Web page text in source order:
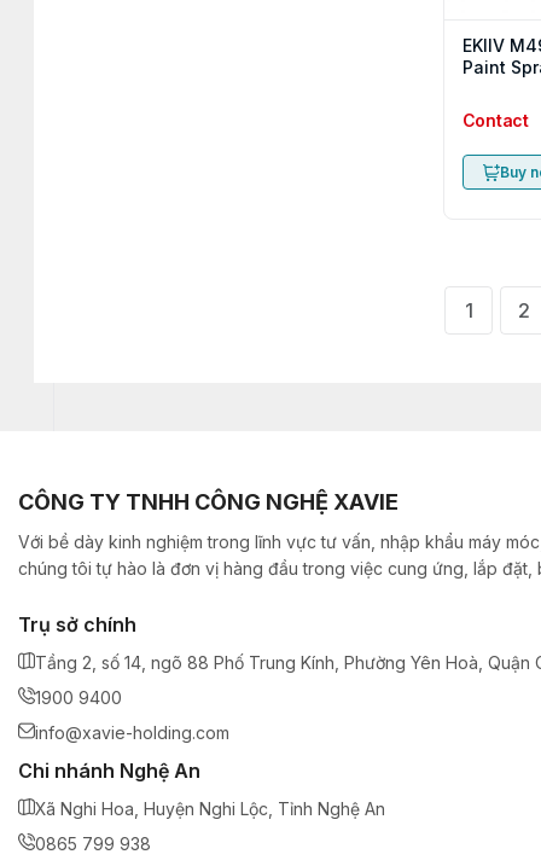
EKIIV
Paint
Contact
Buy
1 2
CÔNG TY TNHH CÔNG NGHỆ XAVIE
Với bề dày kinh nghiệm trong lĩnh vực tư vấn, nhập khẩu máy
chúng tôi tự hào là đơn vị hàng đầu trong việc cung ứng, lắp đặt,
Trụ sở chính
Tầng 2, số 14, ngõ 88 Phố Trung Kính, Phường Yên Hoà, Quận
1900 9400
info@xavie-holding.com
Chi nhánh Nghệ An
Xã Nghi Hoa, Huyện Nghi Lộc, Tỉnh Nghệ An
0865 799 938